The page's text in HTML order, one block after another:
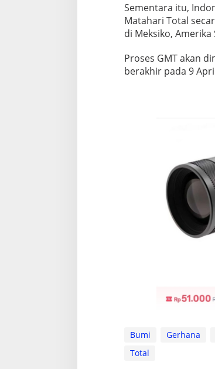
Sementara itu,
Matahari Total
di Meksiko, Amerika
Proses GMT akan
berakhir pada 9
Bumi Gerhana
Total